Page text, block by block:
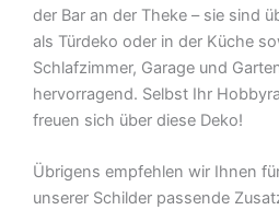
der Bar an der Theke – sie sind
als Türdeko oder in der Küche
Schlafzimmer, Garage und
hervorragend. Selbst Ihr
freuen sich über diese Deko!
Übrigens empfehlen wir Ihnen
unserer Schilder passende